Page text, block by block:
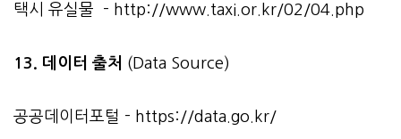
택시 유실물 - http://www.taxi.or.kr/02/04.php
13. 데이터 출처 (Data Source)
공공데이터포털 - https://data.go.kr/